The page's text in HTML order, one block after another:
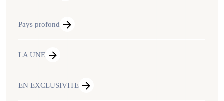
Pays profond
LA UNE
EN EXCLUSIVITE